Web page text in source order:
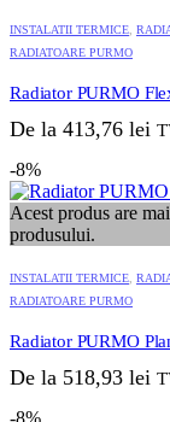
INSTALATII TERMICE
RADIATOARE PURMO
Radiator PURMO
De la 413,76 lei
-8%
Acest produs are
produsului.
INSTALATII TERMICE
RADIATOARE PURMO
Radiator PURMO
De la 518,93 lei
-8%